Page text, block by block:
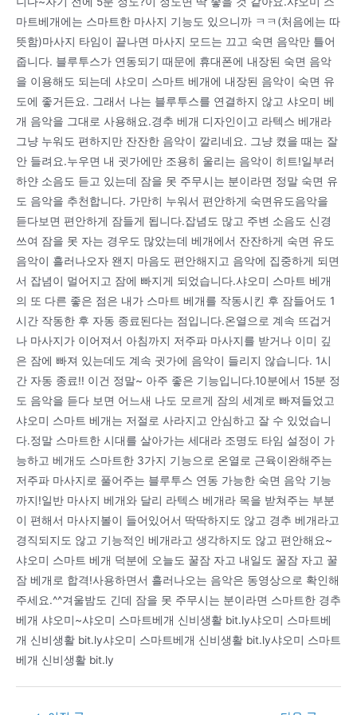
마트베개에는 스마트한 마사지 기능도 있으니까 ㅋㅋ(처음에는 따
뜻함)마사지 타임이 끝나면 마사지 모드는 끄고 숙면 음악만 틀어
줍니다. 블루투스가 연동되기 때문에 휴대폰에 내장된 숙면 음악
을 이용해도 되는데 샤오미 스마트 베개에 내장된 음악이 숙면 유
도에 좋거든요. 그래서 나는 블루투스를 연결하지 않고 샤오미 베
개 음악을 그대로 사용해요.경추 베개 디자인이고 라텍스 베개라
그냥 누워도 편하지만 잔잔한 음악이 깔리네요. 그냥 켰을 때는 잘
안 들려요.누우면 내 귓가에만 조용히 울리는 음악이 히트!일부러
하얀 소음도 듣고 있는데 잠을 못 주무시는 분이라면 정말 숙면 유
도 음악을 추천합니다. 가만히 누워서 편안하게 숙면유도음악을
듣다보면 편안하게 잠들게 됩니다.잡념도 많고 주변 소음도 신경
쓰여 잠을 못 자는 경우도 많았는데 베개에서 잔잔하게 숙면 유도
음악이 흘러나오자 왠지 마음도 편안해지고 음악에 집중하게 되면
서 잡념이 멀어지고 잠에 빠지게 되었습니다.샤오미 스마트 베개
의 또 다른 좋은 점은 내가 스마트 베개를 작동시킨 후 잠들어도 1
시간 작동한 후 자동 종료된다는 점입니다.온열으로 계속 뜨겁거
나 마사지가 이어져서 아침까지 저주파 마사지를 받거나 이미 깊
은 잠에 빠져 있는데도 계속 귓가에 음악이 들리지 않습니다. 1시
간 자동 종료!! 이건 정말~ 아주 좋은 기능입니다.10분에서 15분 정
도 음악을 듣다 보면 어느새 나도 모르게 잠의 세계로 빠져들었고
샤오미 스마트 베개는 저절로 사라지고 안심하고 잘 수 있었습니
다.정말 스마트한 시대를 살아가는 세대라 조명도 타임 설정이 가
능하고 베개도 스마트한 3가지 기능으로 온열로 근육이완해주는
저주파 마사지로 풀어주는 블루투스 연동 가능한 숙면 음악 기능
까지!일반 마사지 베개와 달리 라텍스 베개라 목을 받쳐주는 부분
이 편해서 마사지볼이 들어있어서 딱딱하지도 않고 경추 베개라고
경직되지도 않고 기능적인 베개라고 생각하지도 않고 편안해요~
샤오미 스마트 베개 덕분에 오늘도 꿀잠 자고 내일도 꿀잠 자고 꿀
잠 베개로 합격!사용하면서 흘러나오는 음악은 동영상으로 확인해
주세요.^^겨울밤도 긴데 잠을 못 주무시는 분이라면 스마트한 경추
베개 샤오미~샤오미 스마트베개 신비생활 bit.ly샤오미 스마트베
개 신비생활 bit.ly샤오미 스마트베개 신비생활 bit.ly샤오미 스마트
베개 신비생활 bit.ly
Post